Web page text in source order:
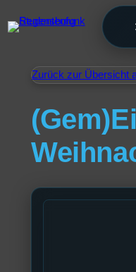
Zurück zur Übersicht